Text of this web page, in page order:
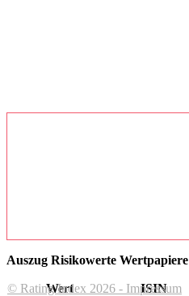
© Rating Index 2026 - Impressum
Auszug Risikowerte Wertpapiere
Wert ISIN